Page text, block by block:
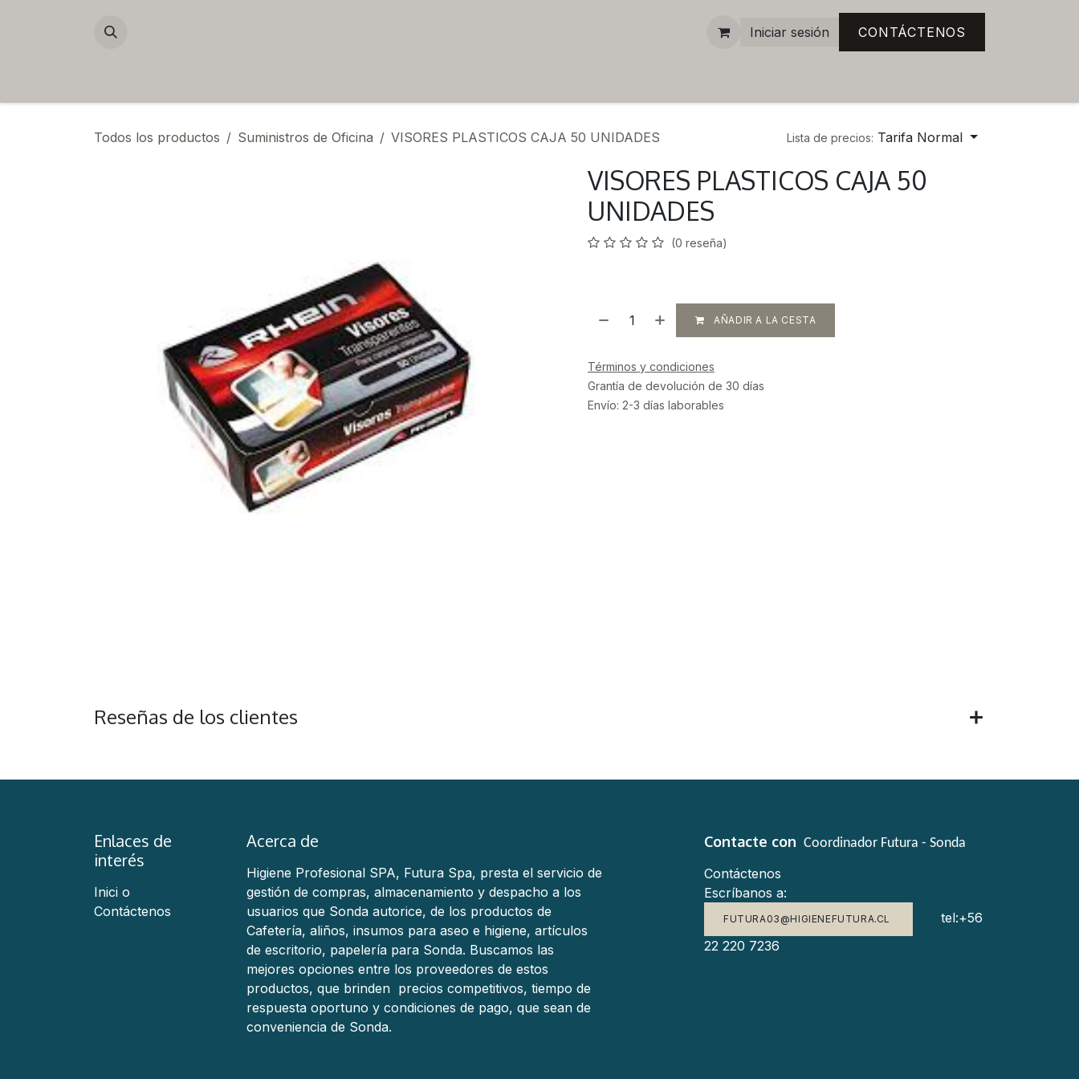
Iniciar sesión CONTÁCTENOS
Todos los productos Suministros de Oficina VISORES PLASTICOS CAJA 50 UNIDADES Lista de precios: Tarifa Normal
VISORES PLASTICOS CAJA 50
UNIDADES
(0 reseña)
AÑADIR A LA CESTA
Términos y condiciones
Grantía de devolución de 30 días
Envío: 2-3 días laborables
Reseñas de los clientes
Enlaces de
interés
Inici o
Contáctenos
Acerca de
Higiene Profesional SPA, Futura Spa, presta el servicio de
gestión de compras, almacenamiento y despacho a los
usuarios que Sonda autorice, de los productos de
Cafetería, aliños, insumos para aseo e higiene, artículos
de escritorio, papelería para Sonda. Buscamos las
mejores opciones entre los proveedores de estos
productos, que brinden precios competitivos, tiempo de
respuesta oportuno y condiciones de pago, que sean de
conveniencia de Sonda.
Contacte con Coordinador Futura - Sonda
Contáctenos
Escríbanos a:
FUTURA03@HIGIENEFUTURA.CL
tel:+56
22 220 7236